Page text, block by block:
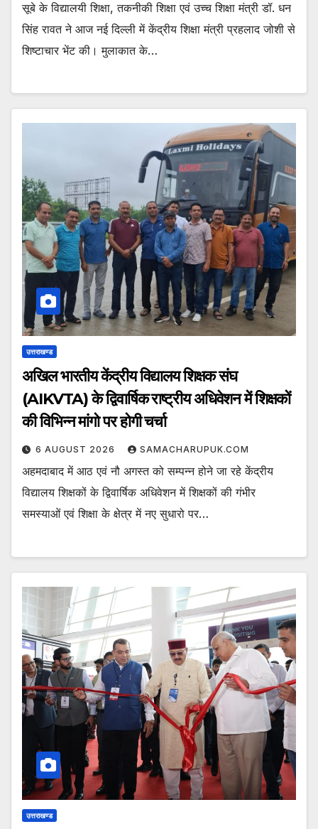
सूबे के विद्यालयी शिक्षा, तकनीकी शिक्षा एवं उच्च शिक्षा मंत्री डॉ. धन
सिंह रावत ने आज नई दिल्ली में केंद्रीय शिक्षा मंत्री प्रहलाद जोशी से
शिष्टाचार भेंट की। मुलाकात के…
उत्तराखण्ड
अखिल भारतीय केंद्रीय विद्यालय शिक्षक संघ
(AIKVTA) के द्विवार्षिक राष्ट्रीय अधिवेशन में शिक्षकों
की विभिन्न मांगो पर होगी चर्चा
6 AUGUST 2026 SAMACHARUPUK.COM
अहमदाबाद में आठ एवं नौ अगस्त को सम्पन्न होने जा रहे केंद्रीय
विद्यालय शिक्षकों के द्विवार्षिक अधिवेशन में शिक्षकों की गंभीर
समस्याओं एवं शिक्षा के क्षेत्र में नए सुधारो पर…
उत्तराखण्ड